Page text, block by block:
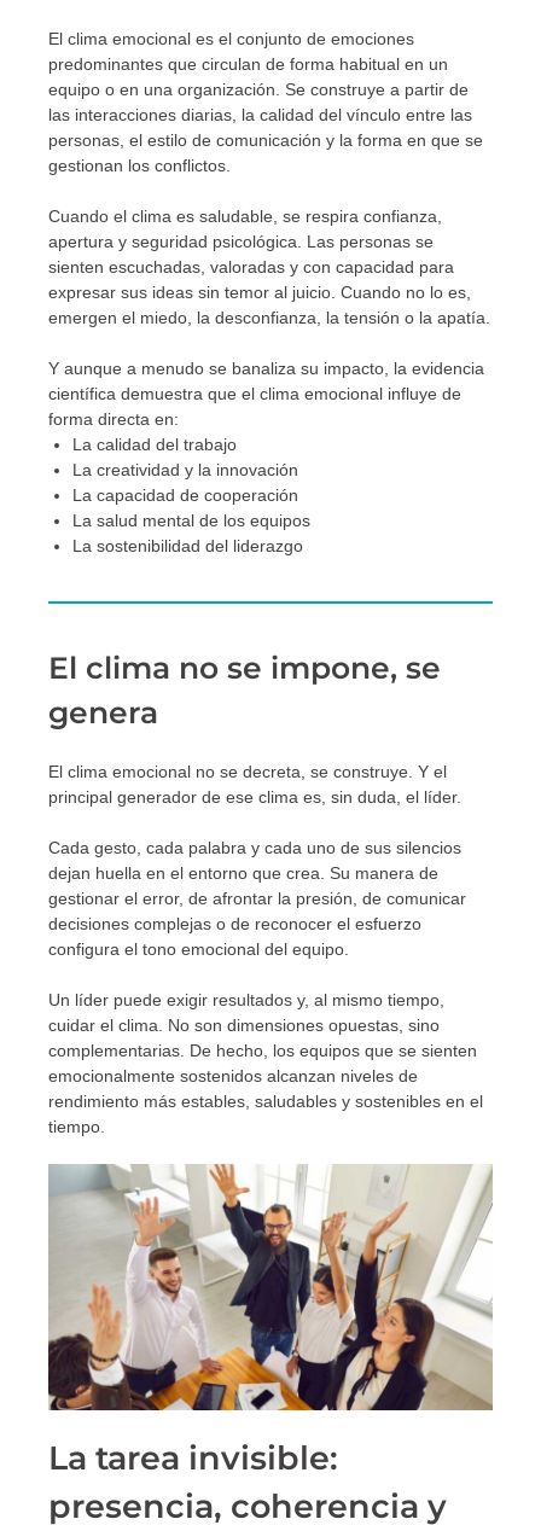
El clima emocional es el conjunto de emociones
predominantes que circulan de forma habitual en un
equipo o en una organización. Se construye a partir de
las interacciones diarias, la calidad del vínculo entre las
personas, el estilo de comunicación y la forma en que se
gestionan los conflictos.
Cuando el clima es saludable, se respira confianza,
apertura y seguridad psicológica. Las personas se
sienten escuchadas, valoradas y con capacidad para
expresar sus ideas sin temor al juicio. Cuando no lo es,
emergen el miedo, la desconfianza, la tensión o la apatía.
Y aunque a menudo se banaliza su impacto, la evidencia
científica demuestra que el clima emocional influye de
forma directa en:
La calidad del trabajo
La creatividad y la innovación
La capacidad de cooperación
La salud mental de los equipos
La sostenibilidad del liderazgo
El clima no se impone, se
genera
El clima emocional no se decreta, se construye. Y el
principal generador de ese clima es, sin duda, el líder.
Cada gesto, cada palabra y cada uno de sus silencios
dejan huella en el entorno que crea. Su manera de
gestionar el error, de afrontar la presión, de comunicar
decisiones complejas o de reconocer el esfuerzo
configura el tono emocional del equipo.
Un líder puede exigir resultados y, al mismo tiempo,
cuidar el clima. No son dimensiones opuestas, sino
complementarias. De hecho, los equipos que se sienten
emocionalmente sostenidos alcanzan niveles de
rendimiento más estables, saludables y sostenibles en el
tiempo.
La tarea invisible:
presencia, coherencia y